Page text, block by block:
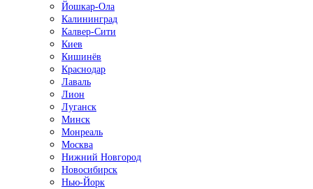
Йошкар-Ола
Калининград
Калвер-Сити
Киев
Кишинёв
Краснодар
Лаваль
Лион
Луганск
Минск
Монреаль
Москва
Нижний Новгород
Новосибирск
Нью-Йорк